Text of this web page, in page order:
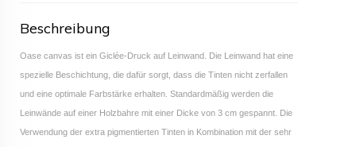
Beschreibung
Oase canvas ist ein Giclée-Druck auf Leinwand. Die Leinwand hat eine
spezielle Beschichtung, die dafür sorgt, dass die Tinten nicht zerfallen
und eine optimale Farbstärke erhalten. Standardmäßig werden die
Leinwände auf einer Holzbahre mit einer Dicke von 3 cm gespannt. Die
Verwendung der extra pigmentierten Tinten in Kombination mit der sehr